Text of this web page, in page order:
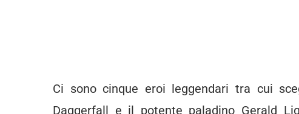
Ci sono cinque eroi leggendari tra cui
Daggerfall e il potente paladino Gerald